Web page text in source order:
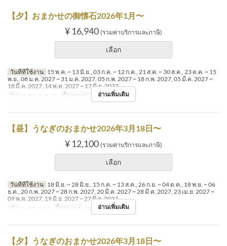
【夕】おまかせの御懐石2026年1月〜
¥ 16,940 (รวมค่าบริการและภาษี)
เลือก
วันที่ที่ใช้งาน 15 พ.ค. ~ 13 มิ.ย., 03 ก.ค. ~ 12 ก.ค., 21 ส.ค. ~ 30 ส.ค., 23 ต.ค. ~ 15
พ.ย., 08 ม.ค. 2027 ~ 31 ม.ค. 2027, 05 ก.พ. 2027 ~ 18 ก.พ. 2027, 05 มี.ค. 2027 ~
18 มี.ค. 2027, 14 พ.ค. 2027 ~ 17 มิ.ย. 2027
วัน
พ, พฤ, ศ, ส, อา มื้ออาหาร อาหารเย็น
อ่านเพิ่มเติม
【昼】うなぎのおまかせ2026年3月18日〜
¥ 12,100 (รวมค่าบริการและภาษี)
เลือก
วันที่ที่ใช้งาน 18 มิ.ย. ~ 28 มิ.ย., 15 ก.ค. ~ 13 ส.ค., 26 ก.ย. ~ 04 ต.ค., 18 พ.ย. ~ 06
ธ.ค., 20 ก.พ. 2027 ~ 28 ก.พ. 2027, 20 มี.ค. 2027 ~ 28 มี.ค. 2027, 23 เม.ย. 2027 ~
09 พ.ค. 2027, 19 มิ.ย. 2027 ~ 27 มิ.ย. 2027
วัน
จ, พฤ, ส, อา มื้ออาหาร อาหารกลางวัน
อ่านเพิ่มเติม
【夕】うなぎのおまかせ2026年3月18日〜